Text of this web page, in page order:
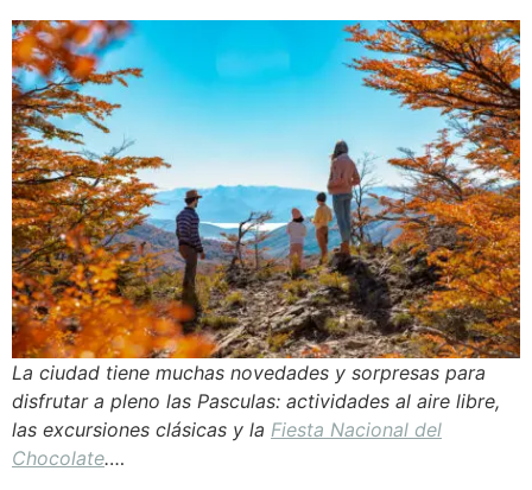
La ciudad tiene muchas novedades y sorpresas para
disfrutar a pleno las Pasculas: actividades al aire libre,
las excursiones clásicas y la Fiesta Nacional del
Chocolate.…